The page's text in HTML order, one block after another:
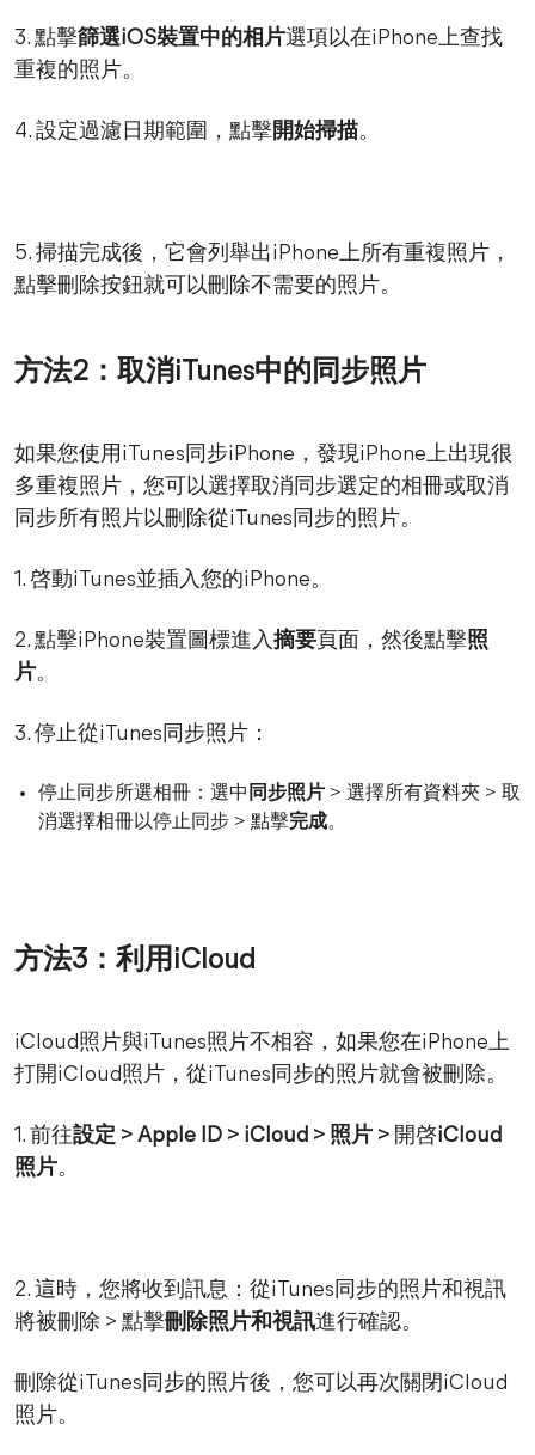
3. 點擊篩選iOS裝置中的相片選項以在iPhone上查找
重複的照片。
4. 設定過濾日期範圍，點擊開始掃描。
5. 掃描完成後，它會列舉出iPhone上所有重複照片，
點擊刪除按鈕就可以刪除不需要的照片。
方法2：取消iTunes中的同步照片
如果您使用iTunes同步iPhone，發現iPhone上出現很
多重複照片，您可以選擇取消同步選定的相冊或取消
同步所有照片以刪除從iTunes同步的照片。
1. 啓動iTunes並插入您的iPhone。
2. 點擊iPhone裝置圖標進入摘要頁面，然後點擊照
片。
3. 停止從iTunes同步照片：
停止同步所選相冊：選中 同步照片 > 選擇所有資料夾 > 取
消選擇相冊以停止同步 > 點擊完成。
方法3：利用iCloud
iCloud照片與iTunes照片不相容，如果您在iPhone上
打開iCloud照片，從iTunes同步的照片就會被刪除。
1. 前往設定 > Apple ID > iCloud > 照片 > 開啓iCloud
照片。
2. 這時，您將收到訊息：從iTunes同步的照片和視訊
將被刪除 > 點擊刪除照片和視訊進行確認。
刪除從iTunes同步的照片後，您可以再次關閉iCloud
照片。